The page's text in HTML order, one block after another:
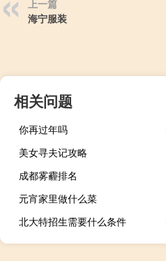
上一篇
海宁服装
相关问题
你再过年吗
美女寻夫记攻略
成都雾霾排名
元宵家里做什么菜
北大特招生需要什么条件